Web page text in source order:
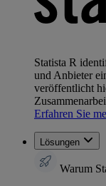
Statista R
und Anbieter
veröffentlicht
Erfahren Sie
Lösungen
Warum